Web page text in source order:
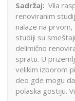
Sadržaj: Vila
renoviranim
nalaze na
studiji su
delimično
spratu. U
velikim izborom
deo gde mogu
polaska gostiju.